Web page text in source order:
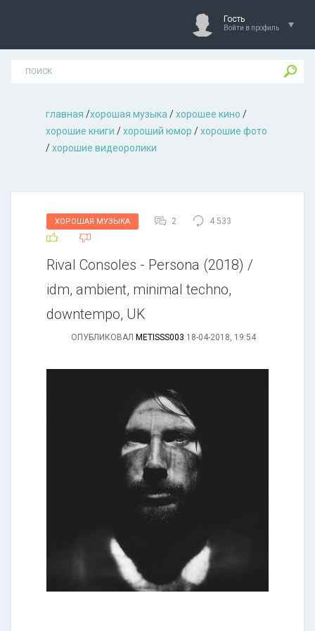
Гость
Войти в профиль
главная /хорошая музыкa /хорошее кино /
хорошие книги /хороший юмор /хорошие фото
/хорошие видеоролики
ХОРОШАЯ МУЗЫКА 2 4 533
Rival Consoles - Persona (2018) /
idm, ambient, minimal techno,
downtempo, UK
ОПУБЛИКОВАЛ METISSS003 18-04-2018, 19:54